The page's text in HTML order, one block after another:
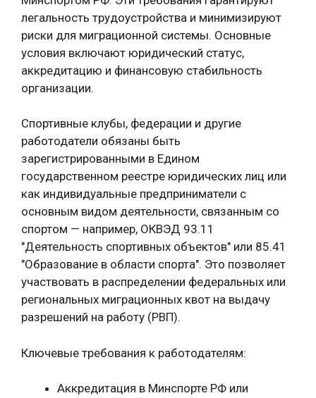
легальность трудоустройства и минимизируют
риски для миграционной системы. Основные
условия включают юридический статус,
аккредитацию и финансовую стабильность
организации.
Спортивные клубы, федерации и другие
работодатели обязаны быть
зарегистрированными в Едином
государственном реестре юридических лиц или
как индивидуальные предприниматели с
основным видом деятельности, связанным со
спортом — например, ОКВЭД 93.11
"Деятельность спортивных объектов" или 85.41
"Образование в области спорта". Это позволяет
участвовать в распределении федеральных или
региональных миграционных квот на выдачу
разрешений на работу (РВП).
Ключевые требования к работодателям:
Аккредитация в Минспорте РФ или